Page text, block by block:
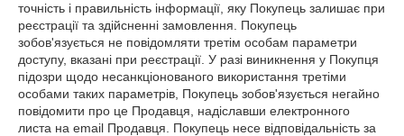
точність і правильність інформації, яку Покупець залишає при
реєстрації та здійсненні замовлення. Покупець
зобов'язується не повідомляти третім особам параметри
доступу, вказані при реєстрації. У разі виникнення у Покупця
підозри щодо несанкціонованого використання третіми
особами таких параметрів, Покупець зобов'язується негайно
повідомити про це Продавця, надіславши електронного
листа на email Продавця. Покупець несе відповідальність за